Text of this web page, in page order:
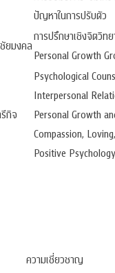
ปัญหาในการปรับตัว
ยมงคล
การปรึกษาเชิงจิตวิท
Personal Growth
กิจ
Psychological
Interpersonal
Personal Growth
Compassion,
Positive
ความเชี่ยวชาญ